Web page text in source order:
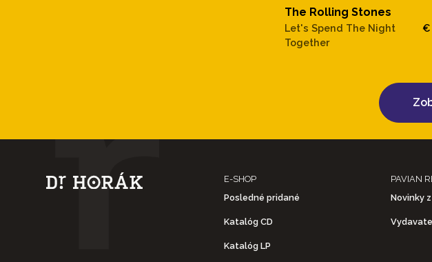
The Rolling Stones
Let's Spend The Night
Together
€
E-SHOP
Posledné pridané
Katalóg CD
Katalóg LP
PAVIAN
Novinky